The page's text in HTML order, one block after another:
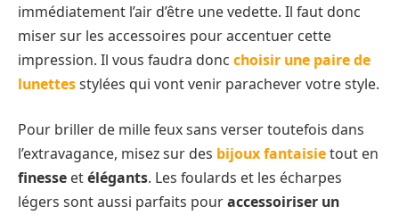
immédiatement l’air d’être une vedette. Il faut donc
miser sur les accessoires pour accentuer cette
impression. Il vous faudra donc choisir une paire de
lunettesstylées qui vont venir parachever votre style.
Pour briller de mille feux sans verser toutefois dans
l’extravagance, misez sur des bijoux fantaisietout en
finesse etélégants. Les foulards et les écharpes
légers sont aussi parfaits pouraccessoiriser un